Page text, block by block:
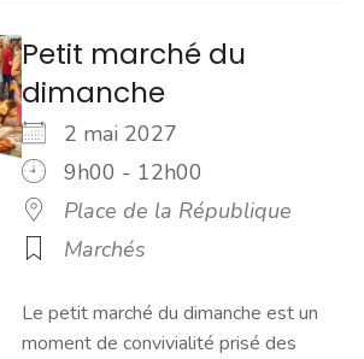
Petit marché du
dimanche
2 mai 2027
9h00 - 12h00
Place de la République
Marchés
Le petit marché du dimanche est un
moment de convivialité prisé des